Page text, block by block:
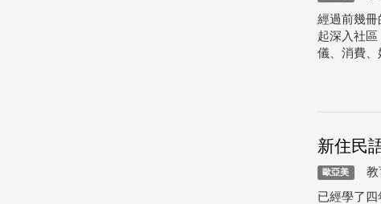
經過前幾冊
起深入社
儀、消費、
新住民
歐亞美 教
已經學了